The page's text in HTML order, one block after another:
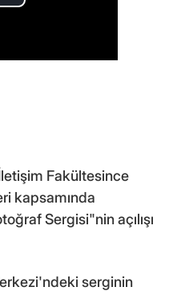
Fakültesince
kapsamında
Sergisi"nin açılışı
serginin